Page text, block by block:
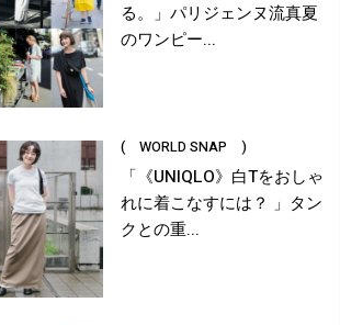
る。」パリジェンヌ流真夏
のワンピー...
( WORLD SNAP )
「《UNIQLO》白Tをおしゃ
れに着こなすには？ 」タン
クとの重...